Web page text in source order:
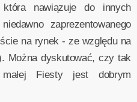
nawiązuje do innych
zaprezentowanego
na rynek - ze względu na
Można dyskutować, czy tak
Fiesty jest dobrym